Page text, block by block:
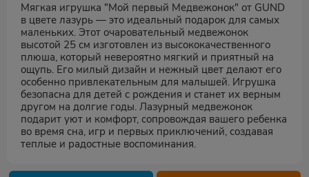
Мягкая игрушка "Мой первый Медвежонок" от GUND
в цвете лазурь — это идеальный подарок для самых
маленьких. Этот очаровательный медвежонок
высотой 25 см изготовлен из высококачественного
плюша, который невероятно мягкий и приятный на
ощупь. Его милый дизайн и нежный цвет делают его
особенно привлекательным для малышей. Игрушка
безопасна для детей с рождения и станет их верным
другом на долгие годы. Лазурный медвежонок
подарит уют и комфорт, сопровождая вашего ребенка
во время сна, игр и первых приключений, создавая
теплые и радостные воспоминания.